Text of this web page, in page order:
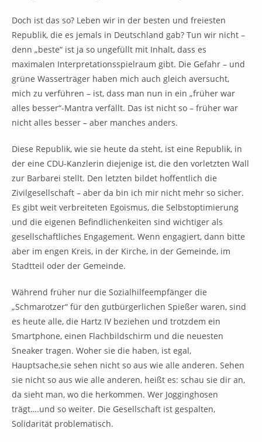
Doch ist das so? Leben wir in der besten und freiesten
Republik, die es jemals in Deutschland gab? Tun wir nicht –
denn „beste“ ist ja so ungefüllt mit Inhalt, dass es
maximalen Interpretationsspielraum gibt. Die Gefahr – und
grüne Wasserträger haben mich auch gleich aversucht,
mich zu verführen – ist, dass man nun in ein „früher war
alles besser“-Mantra verfällt. Das ist nicht so – früher war
nicht alles besser – aber manches anders.
Diese Republik, wie sie heute da steht, ist eine Republik, in
der eine CDU-Kanzlerin diejenige ist, die den vorletzten Wall
zur Barbarei stellt. Den letzten bildet hoffentlich die
Zivilgesellschaft – aber da bin ich mir nicht mehr so sicher.
Es gibt weit verbreiteten Egoismus, die Selbstoptimierung
und die eigenen Befindlichenkeiten sind wichtiger als
gesellschaftliches Engagement. Wenn engagiert, dann bitte
aber im engen Kreis, in der Kirche, in der Gemeinde, im
Stadtteil oder der Gemeinde.
Während früher nur die Sozialhilfeempfänger die
„Schmarotzer“ für den gutbürgerlichen Spießer waren, sind
es heute alle, die Hartz IV beziehen und trotzdem ein
Smartphone, einen Flachbildschirm und die neuesten
Sneaker tragen. Woher sie die haben, ist egal,
Hauptsache,sie sehen nicht so aus wie alle anderen. Sehen
sie nicht so aus wie alle anderen, heißt es: schau sie dir an,
da sieht man, wo die herkommen. Wer Jogginghosen
trägt….und so weiter. Die Gesellschaft ist gespalten,
Solidarität problematisch.